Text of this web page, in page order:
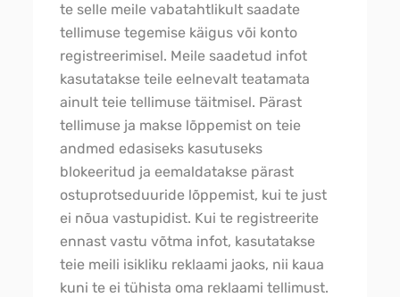
te selle meile vabatahtlikult saadate
tellimuse tegemise käigus või konto
registreerimisel. Meile saadetud infot
kasutatakse teile eelnevalt teatamata
ainult teie tellimuse täitmisel. Pärast
tellimuse ja makse lõppemist on teie
andmed edasiseks kasutuseks
blokeeritud ja eemaldatakse pärast
ostuprotseduuride lõppemist, kui te just
ei nõua vastupidist. Kui te registreerite
ennast vastu võtma infot, kasutatakse
teie meili isikliku reklaami jaoks, nii kaua
kuni te ei tühista oma reklaami tellimust.